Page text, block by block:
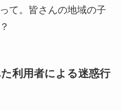
て。皆さんの地域の子
利用者による迷惑行